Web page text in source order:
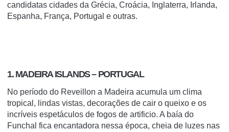
candidatas cidades da Grécia, Croácia, Inglaterra, Irlanda,
Espanha, França, Portugal e outras.
1. MADEIRA ISLANDS – PORTUGAL
No período do Reveillon a Madeira acumula um clima
tropical, lindas vistas, decorações de cair o queixo e os
incríveis espetáculos de fogos de artificio. A baía do
Funchal fica encantadora nessa época, cheia de luzes nas